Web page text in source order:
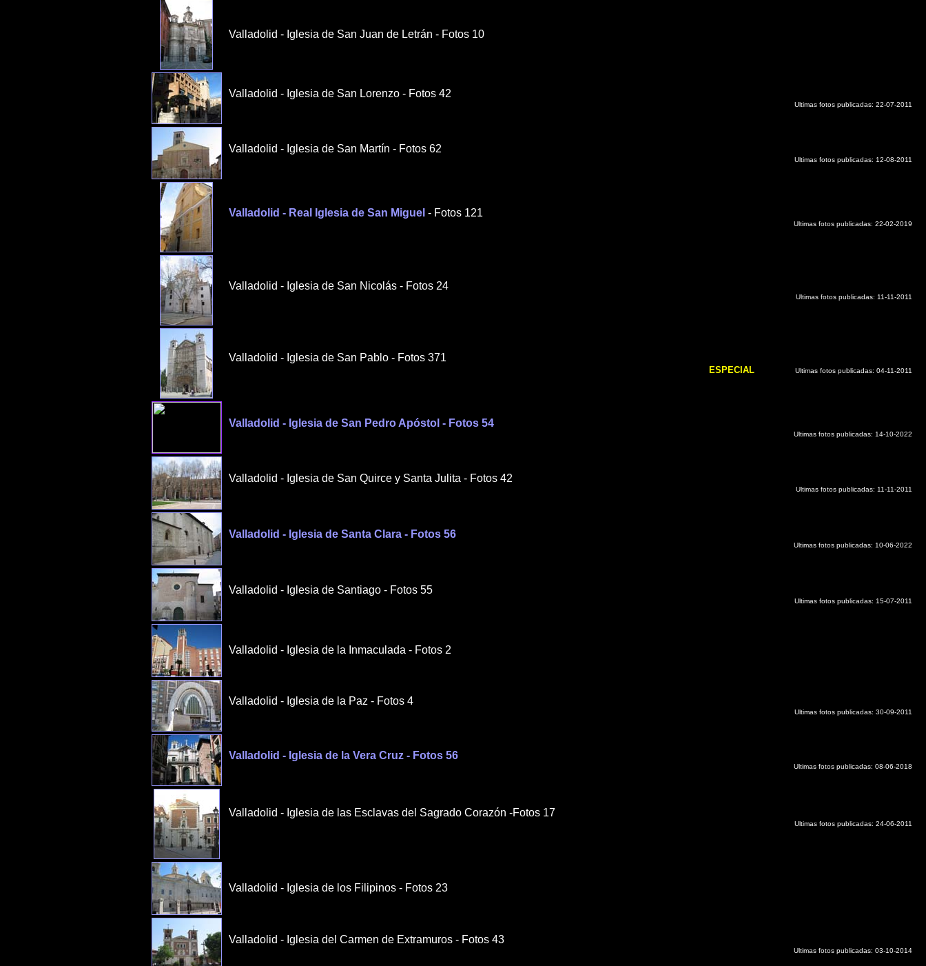
Valladolid - Iglesia de San Juan de Letrán - Fotos 10
Valladolid - Iglesia de San Lorenzo - Fotos 42
Ultimas fotos publicadas: 22-07-2011
Valladolid - Iglesia de San Martín - Fotos 62
Ultimas fotos publicadas: 12-08-2011
Valladolid - Real Iglesia de San Miguel - Fotos 121
Ultimas fotos publicadas: 22-02-2019
Valladolid - Iglesia de San Nicolás - Fotos 24
Ultimas fotos publicadas: 11-11-2011
Valladolid - Iglesia de San Pablo - Fotos 371
ESPECIAL Ultimas fotos publicadas: 04-11-2011
Valladolid - Iglesia de San Pedro Apóstol - Fotos 54
Ultimas fotos publicadas: 14-10-2022
Valladolid - Iglesia de San Quirce y Santa Julita - Fotos 42
Ultimas fotos publicadas: 11-11-2011
Valladolid - Iglesia de Santa Clara - Fotos 56
Ultimas fotos publicadas: 10-06-2022
Valladolid - Iglesia de Santiago - Fotos 55
Ultimas fotos publicadas: 15-07-2011
Valladolid - Iglesia de la Inmaculada - Fotos 2
Valladolid - Iglesia de la Paz - Fotos 4
Ultimas fotos publicadas: 30-09-2011
Valladolid - Iglesia de la Vera Cruz - Fotos 56
Ultimas fotos publicadas: 08-06-2018
Valladolid - Iglesia de las Esclavas del Sagrado Corazón -Fotos 17
Ultimas fotos publicadas: 24-06-2011
Valladolid - Iglesia de los Filipinos - Fotos 23
Valladolid - Iglesia del Carmen de Extramuros - Fotos 43
Ultimas fotos publicadas: 03-10-2014